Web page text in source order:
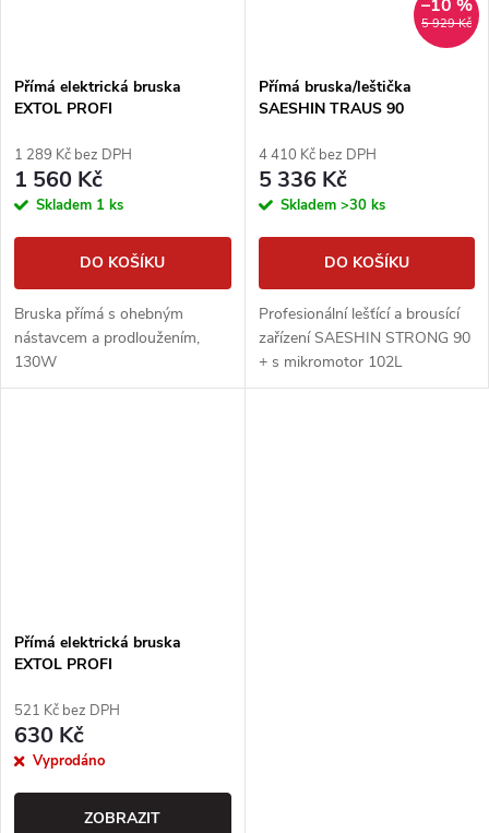
Přímá elektrická bruska
EXTOL PROFI
1 289 Kč bez DPH
1 560 Kč
Skladem 1 ks
DO KOŠÍKU
Bruska přímá s ohebným
nástavcem a prodloužením,
130W
5 929 Kč
–10 %
Přímá bruska/leštička
SAESHIN TRAUS 90
4 410 Kč bez DPH
5 336 Kč
Skladem >30 ks
DO KOŠÍKU
Profesionální lešťící a brousící
zařízení SAESHIN STRONG 90
+ s mikromotor 102L
Přímá elektrická bruska
EXTOL PROFI
521 Kč bez DPH
630 Kč
Vyprodáno
ZOBRAZIT